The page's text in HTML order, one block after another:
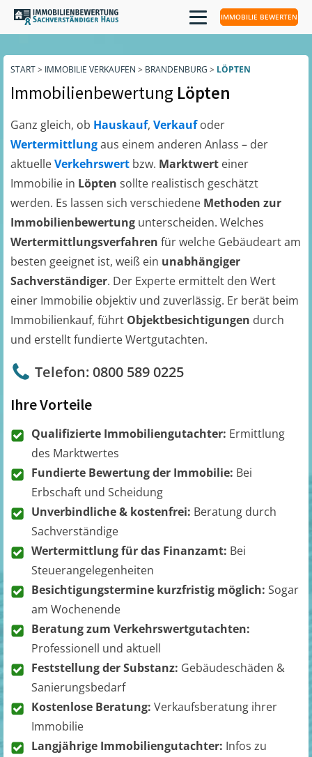
IMMOBILIE BEWERTEN
START> IMMOBILIE VERKAUFEN > BRANDENBURG > LÖPTEN
Immobilienbewertung Löpten
Ganz gleich, ob Hauskauf, Verkaufoder
Wertermittlungaus einem anderen Anlass – der
aktuelleVerkehrswert bzw. Marktwert einer
Immobilie in Löpten sollte realistisch geschätzt
werden. Es lassen sich verschiedene Methoden zur
Immobilienbewertung unterscheiden. Welches
Wertermittlungsverfahren für welche Gebäudeart am
besten geeignet ist, weiß ein unabhängiger
Sachverständiger. Der Experte ermittelt den Wert
einer Immobilie objektiv und zuverlässig. Er berät beim
Immobilienkauf, führt Objektbesichtigungen durch
und erstellt fundierte Wertgutachten.
Telefon: 0800 589 0225
Ihre Vorteile
Qualifizierte Immobiliengutachter: Ermittlung
des Marktwertes
Fundierte Bewertung der Immobilie: Bei
Erbschaft und Scheidung
Unverbindliche & kostenfrei: Beratung durch
Sachverständige
Wertermittlung für das Finanzamt: Bei
Steuerangelegenheiten
Besichtigungstermine kurzfristig möglich: Sogar
am Wochenende
Beratung zum Verkehrswertgutachten:
Professionell und aktuell
Feststellung der Substanz: Gebäudeschäden &
Sanierungsbedarf
Kostenlose Beratung: Verkaufsberatung ihrer
Immobilie
Langjährige Immobiliengutachter: Infos zu